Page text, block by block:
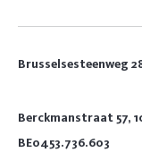
Brusselsesteenweg
Berckmanstraat 57,
BE0453.736.603